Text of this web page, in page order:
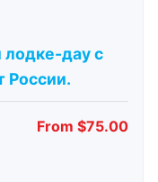
лодке-дау с
России.
From $75.00